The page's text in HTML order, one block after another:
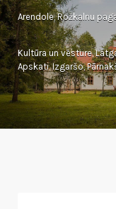
Arendole, Rožkalnu
Kultūra un vēsture,
Apskati,Izgaršo,